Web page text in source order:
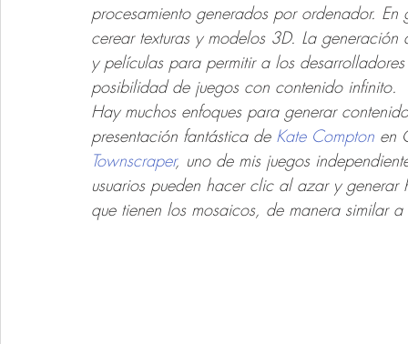
procesamiento generados por ordenador.
cerear texturas y modelos 3D. La
y películas para permitir a los
posibilidad de juegos con contenido infinito.
Hay muchos enfoques para generar
presentación fantástica de Kate Compton en
Townscraper, uno de mis juegos
usuarios pueden hacer clic al azar y
que tienen los mosaicos, de manera similar a